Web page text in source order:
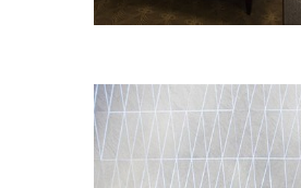
This page can't load